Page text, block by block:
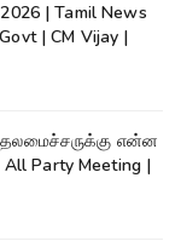
| Tamil News
| CM Vijay |
என்ன
Party Meeting |